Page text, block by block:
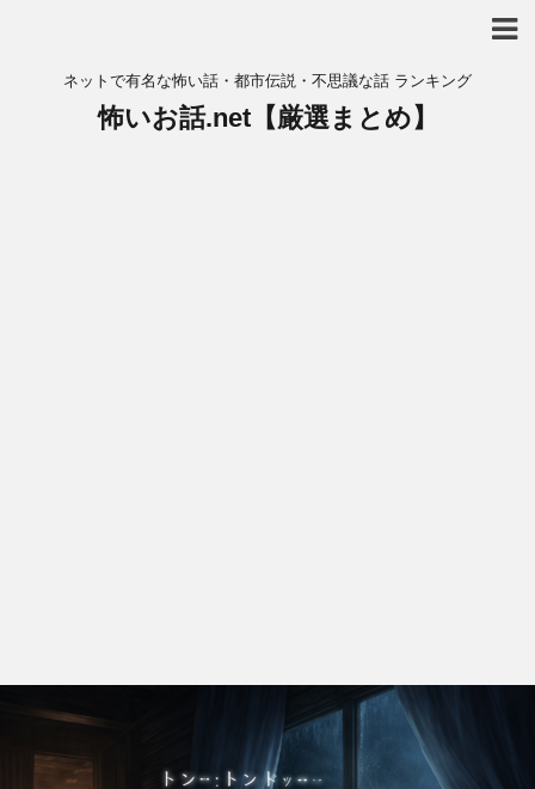
ネットで有名な怖い話・都市伝説・不思議な話 ランキング
怖いお話.net【厳選まとめ】